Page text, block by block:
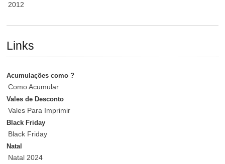
2012
Links
Acumulações como ?
Como Acumular
Vales de Desconto
Vales Para Imprimir
Black Friday
Black Friday
Natal
Natal 2024